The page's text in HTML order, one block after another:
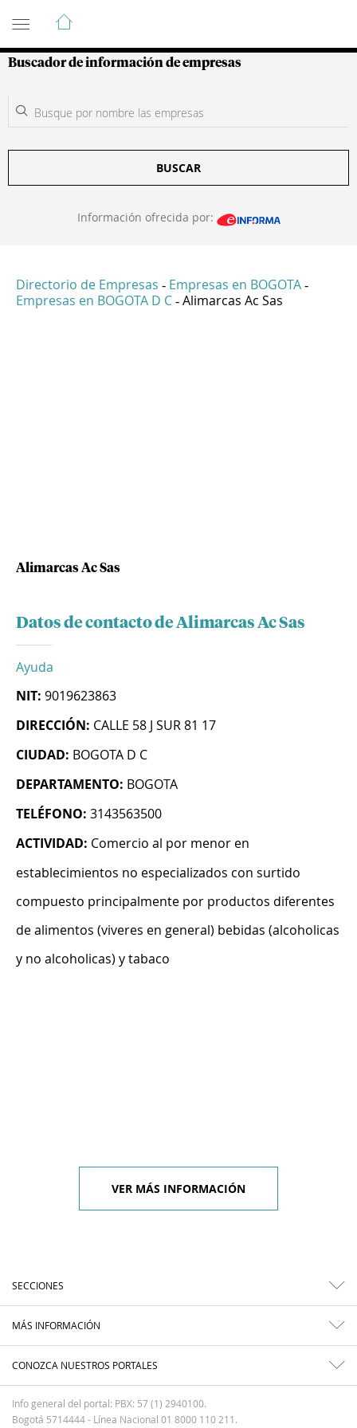
Guía de Empresas Colombianas
Buscador de información de empresas
BUSCAR
Información ofrecida por:
Directorio de Empresas - Empresas en BOGOTA -
Empresas en BOGOTA D C - Alimarcas Ac Sas
Alimarcas Ac Sas
Datos de contacto de Alimarcas Ac Sas
Ayuda
NIT: 9019623863
DIRECCIÓN: CALLE 58 J SUR 81 17
CIUDAD: BOGOTA D C
DEPARTAMENTO: BOGOTA
TELÉFONO: 3143563500
ACTIVIDAD: Comercio al por menor en
establecimientos no especializados con surtido
compuesto principalmente por productos diferentes
de alimentos (viveres en general) bebidas (alcoholicas
y no alcoholicas) y tabaco
VER MÁS INFORMACIÓN
SECCIONES
MÁS INFORMACIÓN
CONOZCA NUESTROS PORTALES
Info general del portal: PBX: 57 (1) 2940100.
Bogotá 5714444 - Línea Nacional 01 8000 110 211.